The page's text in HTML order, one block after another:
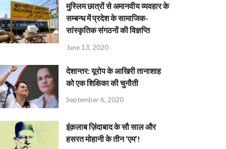
मुस्लिम छात्रों से अमानवीय व्यवहार के
सम्बन्ध में प्रदेश के सामाजिक-
सांस्कृतिक संगठनों की विज्ञप्ति
June 13, 2020
देशान्‍तर: यूरोप के आखिरी तानाशाह
को एक शिक्षिका की चुनौती
September 6, 2020
इंक़लाब ज़िंदाबाद के सौ साल और
हसरत मोहानी के तीन ‘एम’!